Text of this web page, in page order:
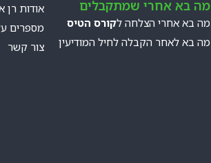
מה בא אחרי שמתקבלים
מה בא אחרי הצלחה לקורס הטיס
מה בא לאחר הקבלה לחיל המודיעין
אודות רן
מספרים
צור קשר